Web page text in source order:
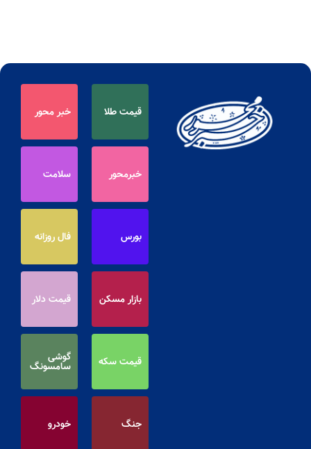
قیمت طلا خبر محور
خبرمحور سلامت
بورس فال روزانه
بازار مسکن قیمت دلار
قیمت سکه گوشی
سامسونگ
جنگ خودرو